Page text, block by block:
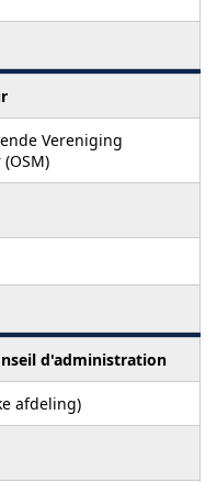
Vereniging
d'administration
afdeling)